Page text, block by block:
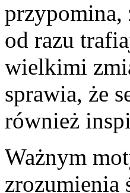
przypomina,
od razu
wielkimi
sprawia, że
również
Ważnym
zrozumienia